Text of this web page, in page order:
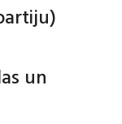
un